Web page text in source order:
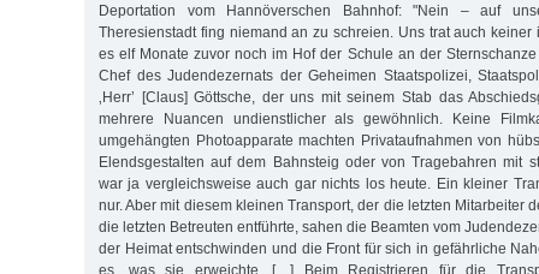
Deportation vom Hannöverschen Bahnhof: "Nein – auf
Theresienstadt fing niemand an zu schreien. Uns trat auch
es elf Monate zuvor noch im Hof der Schule an der
Chef des Judendezernats der Geheimen Staatspolizei,
‚Herr’ [Claus] Göttsche, der uns mit seinem Stab das
mehrere Nuancen undienstlicher als gewöhnlich. Keine
umgehängten Photoapparate machten Privataufnahmen von
Elendsgestalten auf dem Bahnsteig oder von Tragebahren mit
war ja vergleichsweise auch gar nichts los heute. Ein kleiner
nur. Aber mit diesem kleinen Transport, der die letzten Mitarbeiter
die letzten Betreuten entführte, sahen die Beamten vom
der Heimat entschwinden und die Front für sich in gefährliche
es, was sie erweichte. […] Beim Registrieren für die